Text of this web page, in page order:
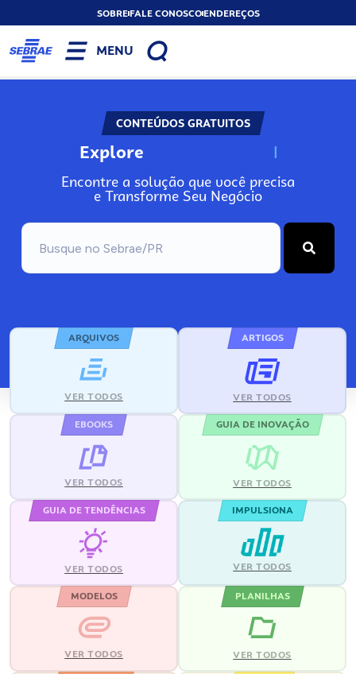
SOBREFALE CONOSCOENDEREÇOS
MENU
CONTEÚDOS GRATUITOS
Explore N
Encontre a solução que você precisa
e Transforme Seu Negócio
ARQUIVOS
VER TODOS
ARTIGOS
VER TODOS
EBOOKS
VER TODOS
GUIA DE INOVAÇÃO
VER TODOS
GUIA DE TENDÊNCIAS
VER TODOS
IMPULSIONA
VER TODOS
MODELOS
VER TODOS
PLANILHAS
VER TODOS